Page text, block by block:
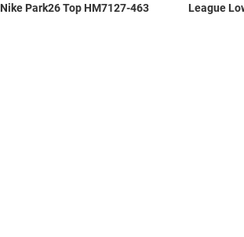
Nike Park26 Top HM7127-463
League